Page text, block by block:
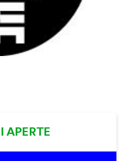
APERTE